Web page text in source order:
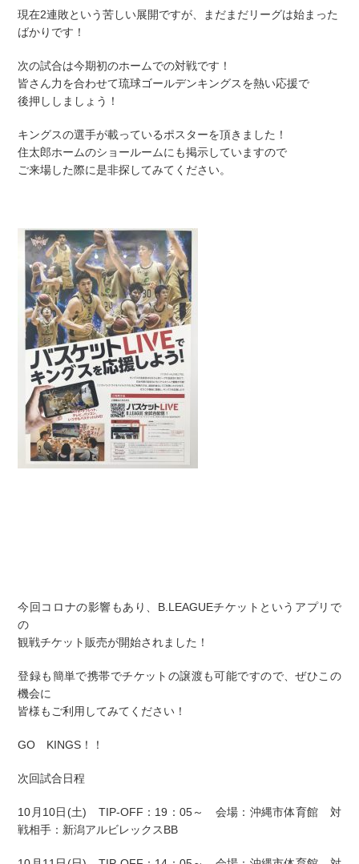
現在2連敗という苦しい展開ですが、まだまだリーグは始まった
ばかりです！
次の試合は今期初のホームでの対戦です！
皆さん力を合わせて琉球ゴールデンキングスを熱い応援で
後押ししましょう！
キングスの選手が載っているポスターを頂きました！
住太郎ホームのショールームにも掲示していますので
ご来場した際に是非探してみてください。
今回コロナの影響もあり、B.LEAGUEチケットというアプリで
の
観戦チケット販売が開始されました！
登録も簡単で携帯でチケットの譲渡も可能ですので、ぜひこの
機会に
皆様もご利用してみてください！
GO KINGS！！
次回試合日程
10月10日(土) TIP-OFF：19：05～ 会場：沖縄市体育館 対
戦相手：新潟アルビレックスBB